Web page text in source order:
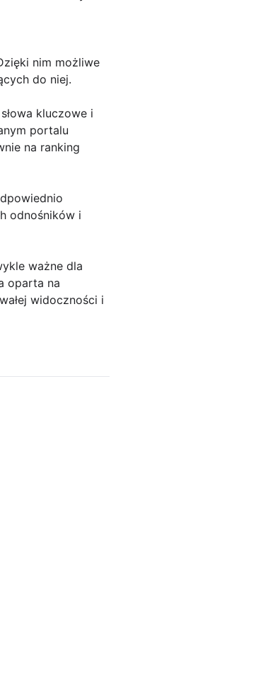
nim możliwe
do niej.
kluczowe i
portalu
na ranking
odnośników i
ważne dla
oparta na
widoczności i